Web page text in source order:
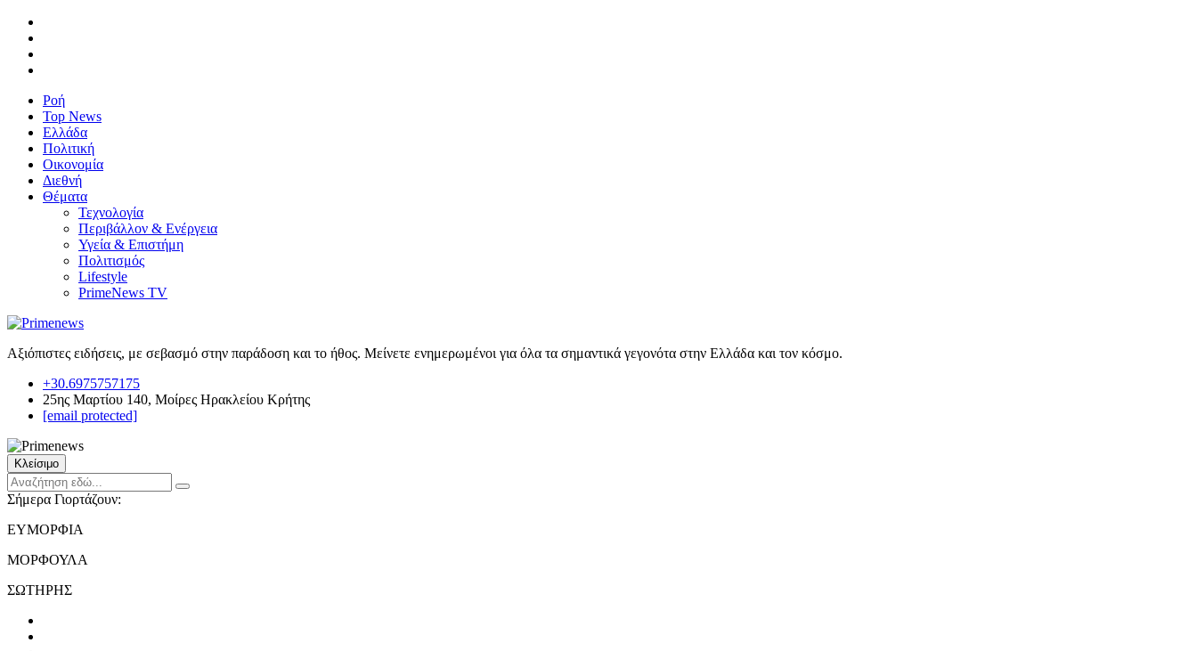
Ροή
Top News
Ελλάδα
Πολιτική
Οικονομία
Διεθνή
Θέματα
Τεχνολογία
Περιβάλλον & Ενέργεια
Υγεία & Επιστήμη
Πολιτισμός
Lifestyle
PrimeNews TV
Αξιόπιστες ειδήσεις, με σεβασμό στην παράδοση και το ήθος. Μείνετε ενημερωμένοι για όλα τα σημαντικά γεγονότα στην Ελλάδα και τον κόσμο.
+30.6975757175
25ης Μαρτίου 140, Μοίρες Ηρακλείου Κρήτης
[email protected]
Κλείσιμο
Σήμερα Γιορτάζουν:
ΕΥΜΟΡΦΙΑ
ΜΟΡΦΟΥΛΑ
ΣΩΤΗΡΗΣ